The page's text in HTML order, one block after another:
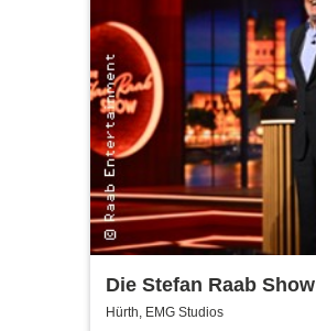
Die Stefan Raab Show
Hürth, EMG Studios